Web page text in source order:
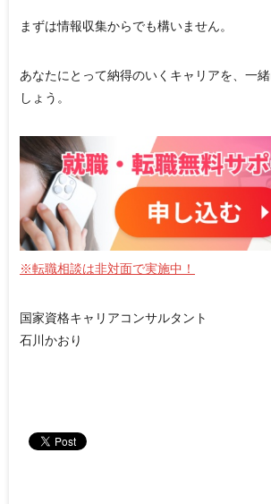
まずは情報収集からでも構いません。
あなたにとって納得のいくキャリアを、一
しょう。
※転職相談は非対面で実施中！
国家資格キャリアコンサルタント
石川かおり